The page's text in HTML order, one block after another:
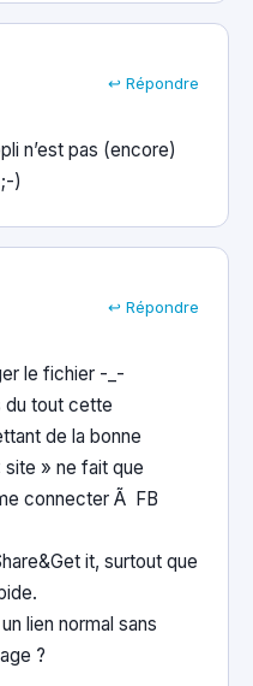
↩ Répondre
n’est pas (encore)
)
↩ Répondre
le fichier -_-
du tout cette
de la bonne
» ne fait que
connecter Ã FB
it, surtout que
lien normal sans
?